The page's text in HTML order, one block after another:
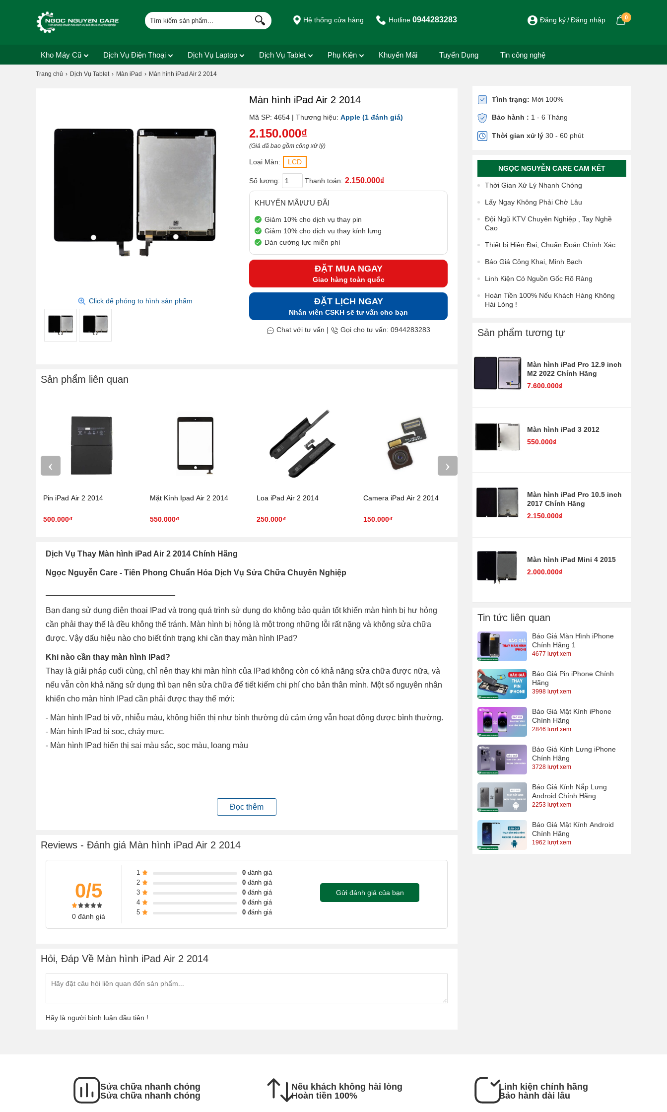
Hệ thống cửa hàng Hotline0944283283 Đăng ký Đăng nhập 0
Kho Máy Cũ Dịch Vụ Điện Thoại Dịch Vụ Laptop Dịch Vụ Tablet Phụ Kiện Khuyến Mãi Tuyển Dụng Tin công nghệ
Trang chủ Dịch Vụ Tablet Màn iPad Màn hình iPad Air 2 2014
Click để phóng to hình sản phẩm
Màn hình iPad Air 2 2014
Mã SP: 4654 | Thương hiệu: Apple (1 đánh giá)
2.150.000₫
(Giá đã bao gồm công xử lý)
Loại Màn: LCD
Số lượng: Thanh toán: 2.150.000₫
KHUYẾN MÃI/ƯU ĐÃI
Giảm 10% cho dịch vụ thay pin
Giảm 10% cho dịch vụ thay kính lưng
Dán cường lực miễn phí
ĐẶT MUA NGAY
Giao hàng toàn quốc
ĐẶT LỊCH NGAY
Nhân viên CSKH sẽ tư vấn cho bạn
Chat với tư vấn | Gọi cho tư vấn: 0944283283
Sản phẩm liên quan
Pin iPad Air 2 2014
500.000₫
Mặt Kính Ipad Air 2 2014
550.000₫
Loa iPad Air 2 2014
250.000₫
Camera iPad Air 2 2014
150.000₫
Chân sạc iPad Air 2 2014
500.000₫
‹ ›
Dịch Vụ Thay Màn hình iPad Air 2 2014 Chính Hãng
Ngọc Nguyễn Care - Tiên Phong Chuẩn Hóa Dịch Vụ Sửa Chữa Chuyên Nghiệp
Bạn đang sử dụng điện thoại IPad và trong quá trình sử dụng do không bảo quản tốt khiến màn hình bị hư hỏng
cần phải thay thế là đều không thể tránh. Màn hình bị hỏng là một trong những lỗi rất nặng và không sửa chữa
được. Vậy dấu hiệu nào cho biết tình trạng khi cần thay màn hình IPad?
Khi nào cần thay màn hình IPad?
Thay là giải pháp cuối cùng, chỉ nên thay khi màn hình của IPad không còn có khả năng sửa chữa được nữa, và
nếu vẫn còn khả năng sử dụng thì bạn nên sửa chữa để tiết kiếm chi phí cho bản thân mình. Một số nguyên nhân
khiến cho màn hình IPad cần phải được thay thế mới:
- Màn hình IPad bị vỡ, nhiễu màu, không hiển thị như bình thường dù cảm ứng vẫn hoạt động được bình thường.
- Màn hình IPad bị sọc, chảy mực.
- Màn hình IPad hiển thị sai màu sắc, sọc màu, loang màu​
- IPad bị vào nước cũng gây ra lỗi hư màn hình.
- IPad bị va đập mạnh làm vỡ màn hình.
Đọc thêm
Reviews - Đánh giá Màn hình iPad Air 2 2014
0/5
0 đánh giá
1 0 đánh giá
2
0 đánh giá
3
0 đánh giá
4
0 đánh giá
5
0 đánh giá
Gửi đánh giá của bạn
Hỏi, Đáp Về Màn hình iPad Air 2 2014
Hãy là người bình luận đầu tiên !
Tình trạng: Mới 100%
Bảo hành : 1 - 6 Tháng
Thời gian xử lý 30 - 60 phút
NGỌC NGUYỄN CARE CAM KẾT
Thời Gian Xử Lý Nhanh Chóng
Lấy Ngay Không Phải Chờ Lâu
Đội Ngũ KTV Chuyên Nghiệp , Tay Nghề
Cao
Thiết bị Hiện Đại, Chuẩn Đoán Chính Xác
Báo Giá Công Khai, Minh Bạch
Linh Kiện Có Nguồn Gốc Rõ Ràng
Hoàn Tiền 100% Nếu Khách Hàng Không
Hài Lòng !
Sản phẩm tương tự
Màn hình iPad Pro 12.9 inch
M2 2022 Chính Hãng
7.600.000₫
Màn hình iPad 3 2012
550.000₫
Màn hình iPad Pro 10.5 inch
2017 Chính Hãng
2.150.000₫
Màn hình iPad Mini 4 2015
2.000.000₫
Tin tức liên quan
Báo Giá Màn Hình iPhone
Chính Hãng 1
4677 lượt xem
Báo Giá Pin iPhone Chính
Hãng
3998 lượt xem
Báo Giá Mặt Kính iPhone
Chính Hãng
2846 lượt xem
Báo Giá Kính Lưng iPhone
Chính Hãng
3728 lượt xem
Báo Giá Kính Nắp Lưng
Android Chính Hãng
2253 lượt xem
Báo Giá Mặt Kính Android
Chính Hãng
1962 lượt xem
Sửa chữa nhanh chóng
Sửa chữa nhanh chóng
Nếu khách không hài lòng
Hoàn tiền 100%
Linh kiện chính hãng
Bảo hành dài lâu